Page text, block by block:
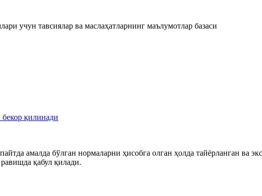
учун тавсиялар ва маслаҳатларнинг маълумотлар базаси
қилинади
амалда бўлган нормаларни ҳисобга олган ҳолда тайёрланган ва
қабул қилади.